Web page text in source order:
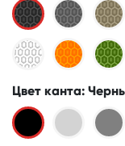
Цвет канта: